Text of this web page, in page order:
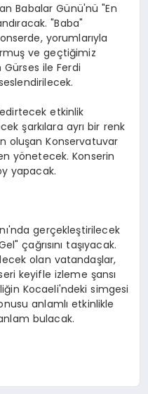
Babalar Günü'nü "En
"Baba"
yorumlarıyla
ve geçtiğimiz
ile Ferdi
etkinlik
şarkılara ayrı bir renk
oluşan Konservatuvar
yönetecek. Konserin
yapacak.
gerçekleştirilecek
çağrısını taşıyacak.
olan vatandaşlar,
keyifle izleme şansı
Kocaeli'ndeki simgesi
anlamlı etkinlikle
bulacak.